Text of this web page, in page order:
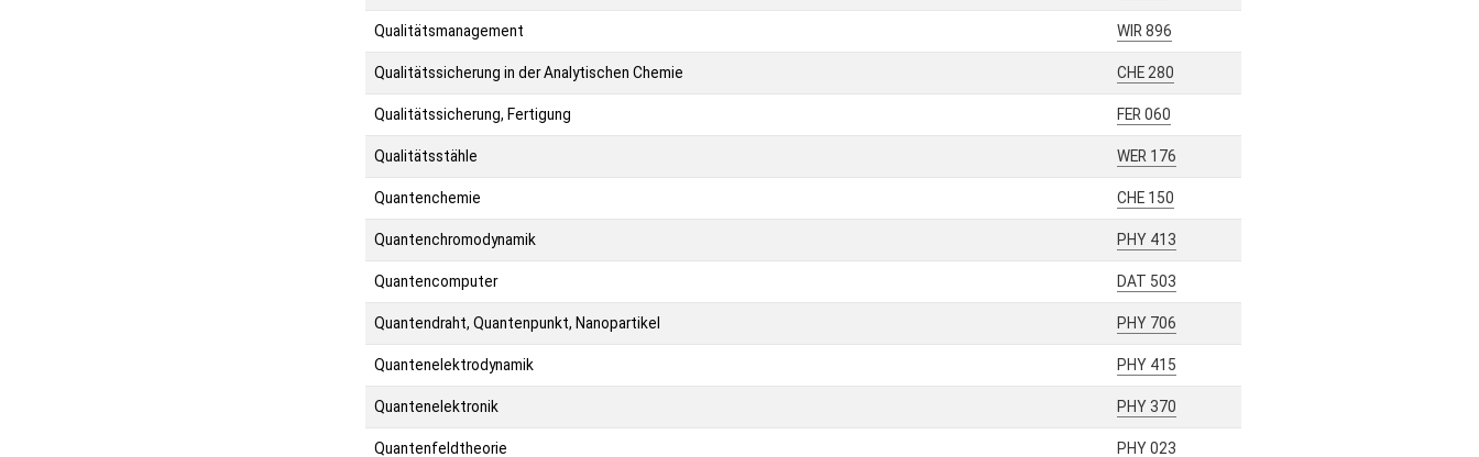
Qualitätsmanagement WIR 896
Qualitätssicherung in der Analytischen Chemie CHE 280
Qualitätssicherung, Fertigung FER 060
Qualitätsstähle WER 176
Quantenchemie CHE 150
Quantenchromodynamik PHY 413
Quantencomputer DAT 503
Quantendraht, Quantenpunkt, Nanopartikel PHY 706
Quantenelektrodynamik PHY 415
Quantenelektronik PHY 370
Quantenfeldtheorie PHY 023